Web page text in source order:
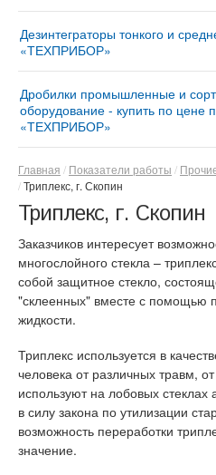
Мельница «ТРИБОКИНЕТИКА
изготовителя
Мельница «ТРИБОКИНЕТИКА
центробежные и шаровые
Автоматизированная
- М1» Сушит – мелет -
Мельница для производства
порошка «АВТОМОЛ – 10050»
Дезинтеграторы тонкого и
«ТЕХПРИБОР»
Измельчительный агрегат
Дезинтегратор «ГОРИЗОНТ –
Дезинтегратор «ГОРИЗОНТ-
Дезинтегратор
Противоточные импеллеры
Дробилки промышленные и
оборудование - купить по цене
«ТЕХПРИБОР»
Купить дробильно-
«ДРОБМАСТЕР –10/12»
Роторная дробилка для
Мини-дробилка для щебня и
Роторная дробилка «СМД-
Ударно-отражательные
4x2 Реверс» | Дробилки для
Ударно-отражательные
Главная Показатели работы
Триплекс, г. Скопин
Триплекс, г. Скопин
Заказчиков интересует
многослойного стекла –
собой защитное стекло,
"склеенных" вместе с помощью
жидкости.
Триплекс используется в
человека от различных травм,
используют на лобовых
в силу закона по утилизации
возможность переработки
значение.